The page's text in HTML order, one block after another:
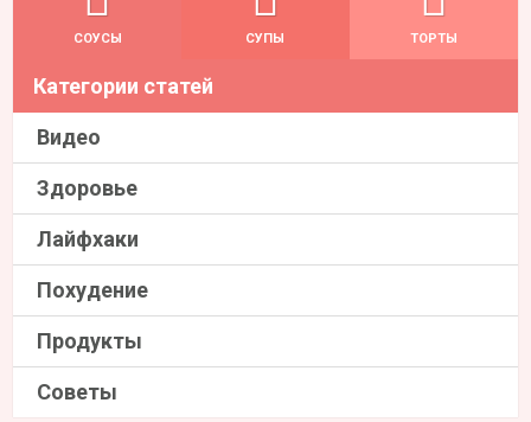
СОУСЫ СУПЫ ТОРТЫ
Категории статей
Видео
Здоровье
Лайфхаки
Похудение
Продукты
Советы